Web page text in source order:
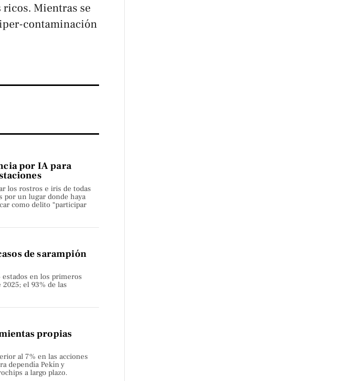
ricos. Mientras se
contaminación
por IA para
los rostros e iris de todas
por un lugar donde haya
como delito “participar
de sarampión
estados en los primeros
el 93% de las
propias
al 7% en las acciones
dependía Pekín y
a largo plazo.